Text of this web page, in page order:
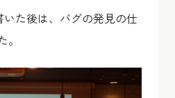
た後は、バグの発見の仕